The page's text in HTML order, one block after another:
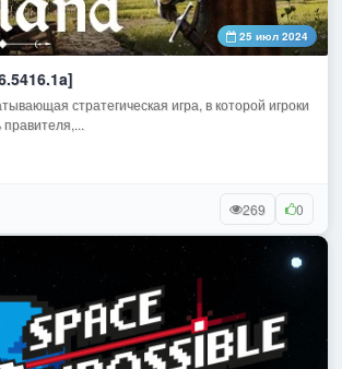
25 июл 2024
стратегическая игра, в которой игроки
269 0